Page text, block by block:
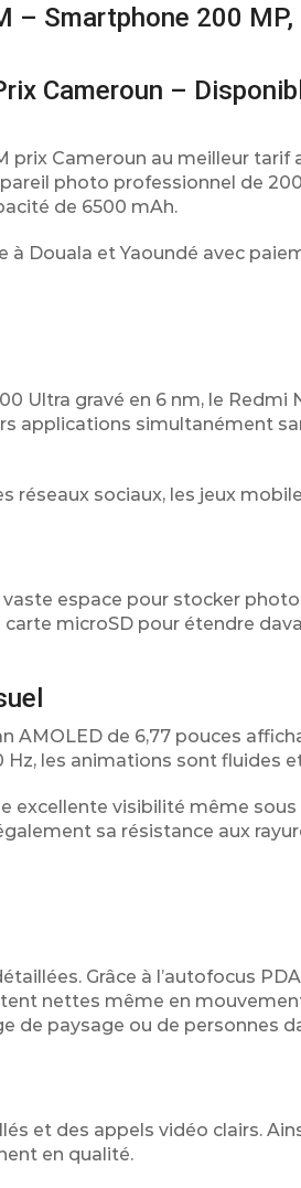
– Smartphone 200
Cameroun –
prix Cameroun au meilleur
photo professionnel de 200
de 6500 mAh.
à Douala et Yaoundé avec
Ultra gravé en 6 nm, le Redmi
applications simultanément
réseaux sociaux, les jeux
vaste espace pour stocker
microSD pour étendre
AMOLED de 6,77 pouces
Hz, les animations sont fluides
excellente visibilité même sous
sa résistance aux
Grâce à l’autofocus
nettes même en
de paysage ou de personnes
et des appels vidéo clairs.
en qualité.